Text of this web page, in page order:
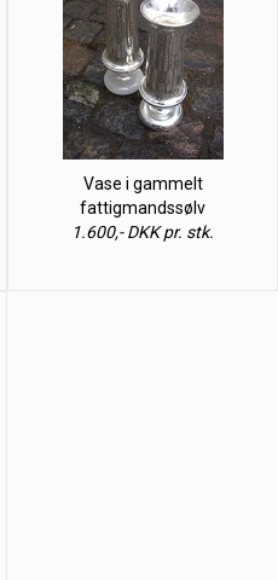
Vase i gammelt
fattigmandssølv
1.600,- DKK pr. stk.